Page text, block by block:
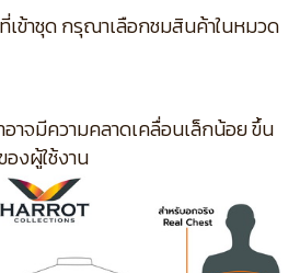
ข้าชุด กรุณาเลือกชมสินค้าในหมวด
าจมีความคลาดเคลื่อนเล็กน้อย ขึ้น
งผู้ใช้งาน